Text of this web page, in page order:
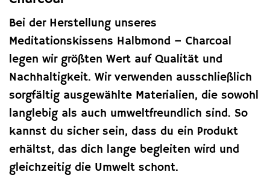
Bei der Herstellung unseres
Meditationskissens Halbmond – Charcoal
legen wir größten Wert auf Qualität und
Nachhaltigkeit. Wir verwenden ausschließlich
sorgfältig ausgewählte Materialien, die sowohl
langlebig als auch umweltfreundlich sind. So
kannst du sicher sein, dass du ein Produkt
erhältst, das dich lange begleiten wird und
gleichzeitig die Umwelt schont.